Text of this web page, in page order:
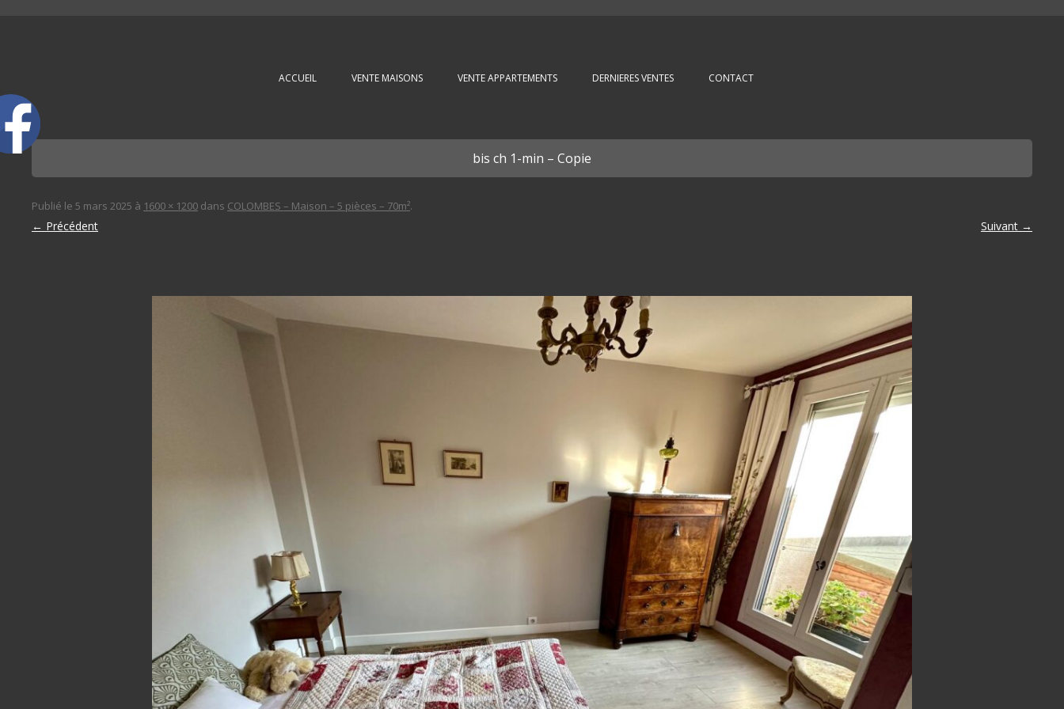
ACCUEIL VENTE MAISONS VENTE APPARTEMENTS DERNIERES VENTES CONTACT
bis ch 1-min – Copie
Publié le 5 mars 2025 à 1600 × 1200 dans COLOMBES – Maison – 5 pièces – 70m².
← Précédent Suivant →